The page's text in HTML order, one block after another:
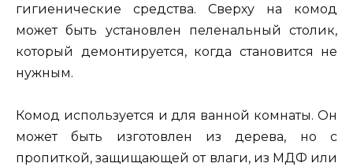
гигиенические средства. Сверху на комод
может быть установлен пеленальный столик,
который демонтируется, когда становится не
нужным.
Комод используется и для ванной комнаты. Он
может быть изготовлен из дерева, но с
пропиткой, защищающей от влаги, из МДФ или